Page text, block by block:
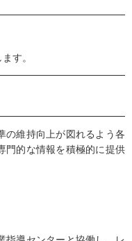
す。
の維持向上が図れるよう各
門的な情報を積極的に提供